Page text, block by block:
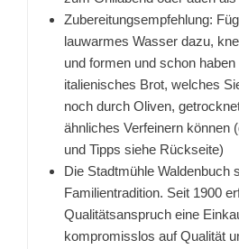
Zubereitungsempfehlung:
lauwarmes Wasser dazu,
und formen und schon
italienisches Brot, welches
noch durch Oliven,
ähnliches Verfeinern können
und Tipps siehe Rückseite)
Die Stadtmühle Waldenbuch
Familientradition. Seit 1900
Qualitätsanspruch eine
kompromisslos auf Qualität